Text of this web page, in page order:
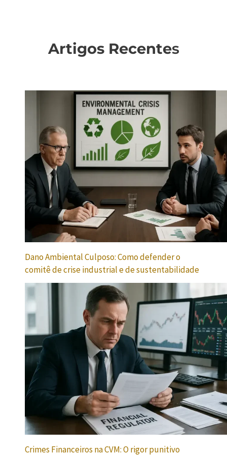
Artigos Recentes
Dano Ambiental Culposo: Como defender o
comitê de crise industrial e de sustentabilidade
Crimes Financeiros na CVM: O rigor punitivo